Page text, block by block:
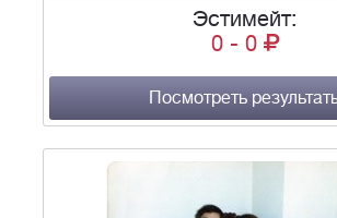
Эстимейт:
0 - 0
Посмотреть